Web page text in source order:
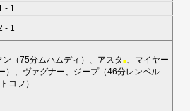
- 1
- 1
ン （75分ムハムディ ）、 アスタ ■
マイヤー
）、 ヴァグナー ジープ（46分レンペル
コフ ）